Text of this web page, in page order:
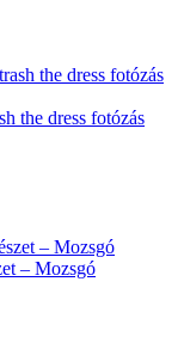
the dress fotózás
– Mozsgó